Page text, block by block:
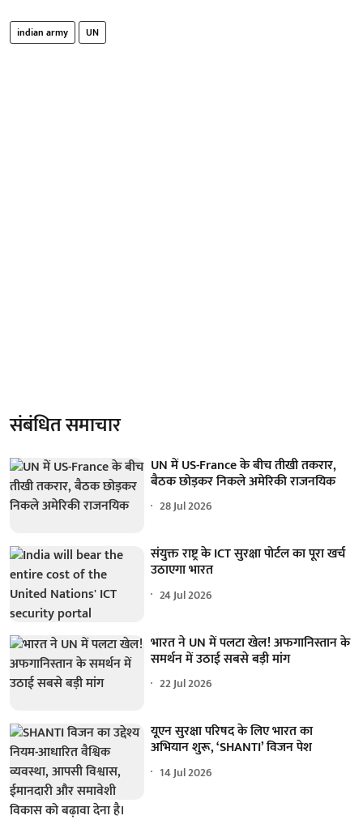
indian army UN
संबंधित समाचार
UN में US-France के बीच तीखी तकरार,
बैठक छोड़कर निकले अमेरिकी राजनयिक
28 Jul 2026
संयुक्त राष्ट्र के ICT सुरक्षा पोर्टल का पूरा खर्च
उठाएगा भारत
24 Jul 2026
भारत ने UN में पलटा खेल! अफगानिस्तान के
समर्थन में उठाई सबसे बड़ी मांग
22 Jul 2026
यूएन सुरक्षा परिषद के लिए भारत का
अभियान शुरू, ‘SHANTI’ विजन पेश
14 Jul 2026